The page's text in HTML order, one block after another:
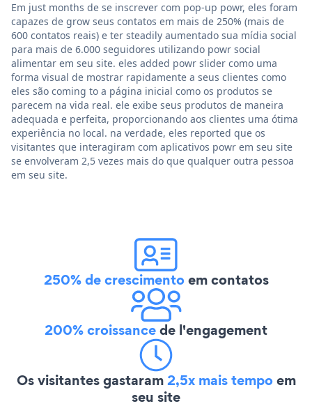
Em just months de se inscrever com pop-up powr, eles foram
capazes de grow seus contatos em mais de 250% (mais de
600 contatos reais) e ter steadily aumentado sua mídia social
para mais de 6.000 seguidores utilizando powr social
alimentar em seu site. eles added powr slider como uma
forma visual de mostrar rapidamente a seus clientes como
eles são coming to a página inicial como os produtos se
parecem na vida real. ele exibe seus produtos de maneira
adequada e perfeita, proporcionando aos clientes uma ótima
experiência no local. na verdade, eles reported que os
visitantes que interagiram com aplicativos powr em seu site
se envolveram 2,5 vezes mais do que qualquer outra pessoa
em seu site.
250% de crescimentoem contatos
200% croissancede l'engagement
Os visitantes gastaram2,5x mais tempoem
seu site